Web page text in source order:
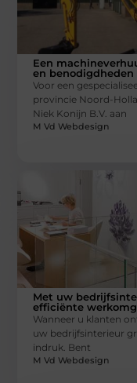
Een
en
Voor een
provincie Noord-
Niek Konijn B.V. aan
M Vd Webdesign
Met uw
efficiënte
Wanneer u klanten
uw bedrijfsinterieur
indruk. Bent
M Vd Webdesign